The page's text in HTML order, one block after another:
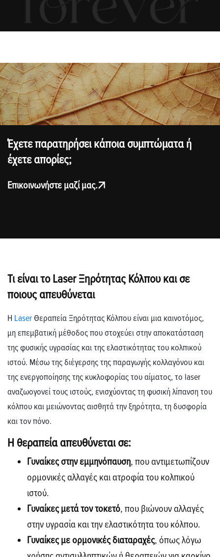
Έχετε παρατηρήσει κάποια συμπτώματα ή
έχετε απορίες;
Επικοινωνήστε μαζί μας.
Τι είναι το Laser Ξηρότητας Κόλπου και σε
ποιους απευθύνεται
Η Laser Θεραπεία Ξηρότητας Κόλπουείναι μια καινοτόμος,
μη επεμβατική μέθοδοςπου στοχεύει στην αποκατάσταση
της φυσικής υγρασίας και της ελαστικότητας του κολπικού
ιστού. Μέσω της διέγερσης της παραγωγής κολλαγόνου και
της ενεργοποίησης της κυκλοφορίας του αίματος, το laser
αναζωογονεί τους ιστούς, ενισχύοντας τηφυσική λίπανση του
κόλπου και μειώνοντας αισθητά την ξηρότητα, τη δυσφορία
και τον πόνο.
Η θεραπείααπευθύνεταισε:
Γυναίκες στην εμμηνόπαυση, που αντιμετωπίζουν
ορμονικές αλλαγές και ατροφία του κολπικού
ιστού.
Γυναίκες μετά τον τοκετό, που βιώνουν αλλαγές
στην υγρασία και την ελαστικότητα του κόλπου.
Γυναίκες με ορμονικές διαταραχές, όπως λόγω